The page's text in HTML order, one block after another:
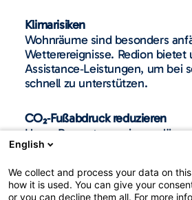
Klimarisiken
Wohnräume sind besonders
Wetterereignisse. Redion bietet
Assistance‑Leistungen, um bei
schnell zu unterstützen.
CO₂‑Fußabdruck reduzieren
Unser Reparaturservice
von Haushaltsgeräten und
English
We collect and process your data on
how it is used. You can give your
or you can decline them all. For more